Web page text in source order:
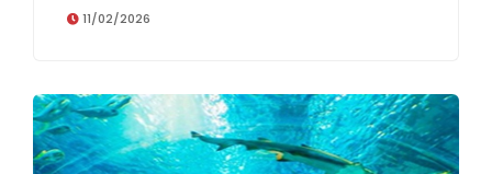
11/02/2026